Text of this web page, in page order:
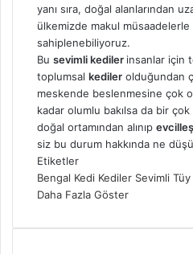
yanı sıra, doğal alanlarından
ülkemizde makul
sahiplenebiliyoruz.
Bu sevimli kediler insanlar için
toplumsal kediler olduğundan
meskende beslenmesine çok
kadar olumlu bakılsa da bir
doğal ortamından alınıp
siz bu durum hakkında ne
Etiketler
Bengal Kedi Kediler Sevimli Tüy
Daha Fazla Göster